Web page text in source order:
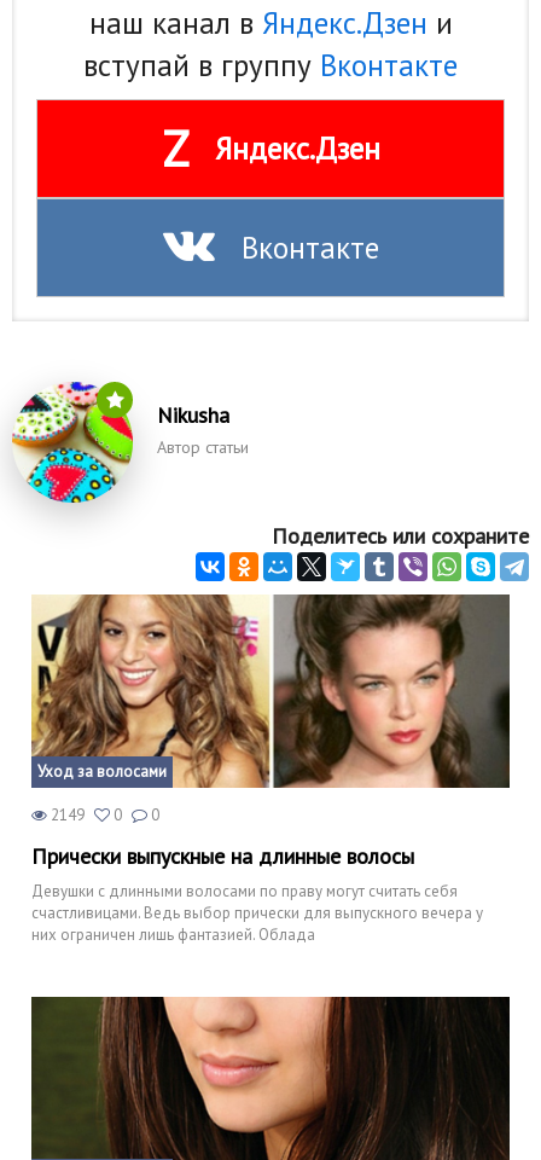
наш канал в Яндекс.Дзен и
вступай в группу Вконтакте
Z Яндекс.Дзен
Вконтакте
Nikusha
Автор статьи
Поделитесь или сохраните
Уход за волосами
2149 0 0
Прически выпускные на длинные волосы
Девушки с длинными волосами по праву могут считать себя
счастливицами. Ведь выбор прически для выпускного вечера у
них ограничен лишь фантазией. Облада